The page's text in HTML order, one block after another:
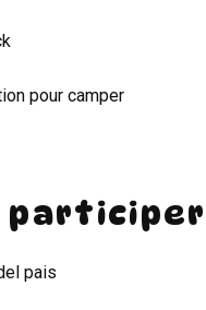
pour camper
participer
pais